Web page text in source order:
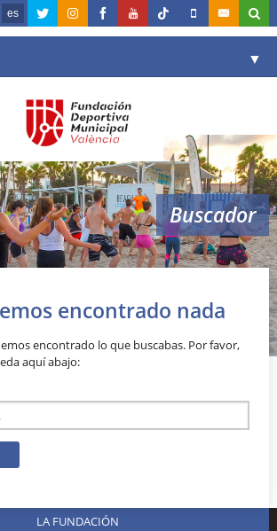
es
▼
▼
▼
▼
Buscador
encontrado nada
encontrado lo que buscabas. Por favor,
aquí abajo:
LA FUNDACIÓN